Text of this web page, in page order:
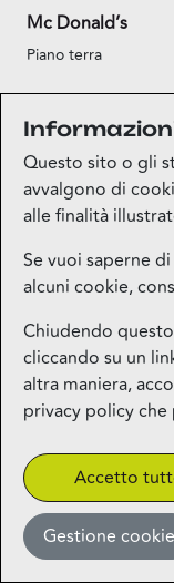
Mc Donald’s
Piano terra
Medi-market
Piano terra
Mila Beauty
Piano terra
Milos – Greek
Soon
1° piano
CLICK&COLLECT
Miniso
Questo sito o gli
avvalgono di
alle finalità
Se vuoi saperne
alcuni cookie,
Chiudendo
cliccando su un
altra maniera,
privacy policy
Accetto
Gestione cookie